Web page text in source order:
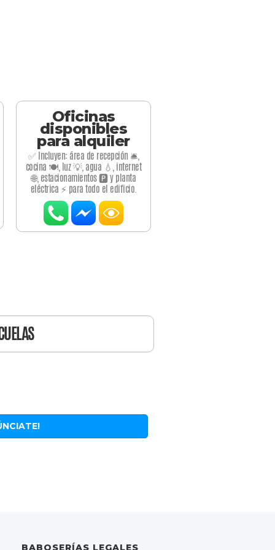
Oficinas
disponibles
para alquiler
✅ Incluyen: área de recepción 🛎️,
cocina 🍽️, luz 💡, agua 💧, internet
🌐, estacionamientos 🅿️ y planta
eléctrica ⚡ para todo el edificio.
BABOSERÍAS LEGALES